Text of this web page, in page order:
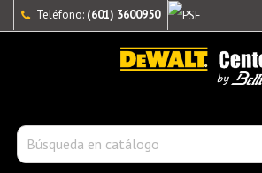
Teléfono: (601) 3600950